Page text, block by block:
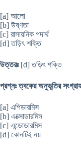
[a] আলো
[b] উষ্ণতা
[c] রাসায়নিক পদার্থ
[d] তড়িৎ শক্তি
উত্তরঃ [d] তড়িৎ শক্তি
প্রশ্নঃ ত্বকের অনুভূতির
[a] এপিডারমিস
[b] এক্সোডারমিস
[c] এন্ডোডারমিস
[d] কোনটিই নয়